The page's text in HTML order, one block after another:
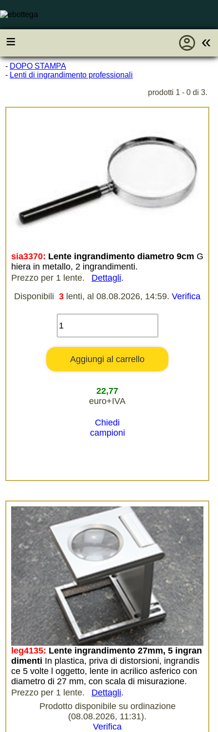
≡ «
account_circle
- DOPO STAMPA
- Lenti di ingrandimento professionali
prodotti 1 - 0 di 3.
sia3370: Lente ingrandimento diametro 9cm G
hiera in metallo, 2 ingrandimenti.
Prezzo per 1 lente.
Dettagli.
Disponibili 3 lenti, al 08.08.2026, 14:59. Verifica
22,77
euro+IVA
Chiedi
campioni
leg4135: Lente ingrandimento 27mm, 5 ingran
dimenti In plastica, priva di distorsioni, ingrandis
ce 5 volte l oggetto, lente in acrilico asferico con
diametro di 27 mm, con scala di misurazione.
Prezzo per 1 lente.
Dettagli.
Prodotto disponibile su ordinazione
(08.08.2026, 11:31).
Verifica